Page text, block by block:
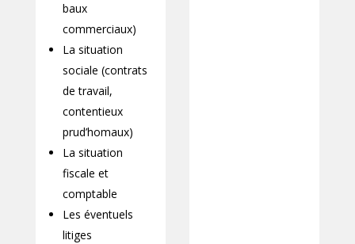
baux
commerciaux)
La situation
sociale (contrats
de travail,
contentieux
prud’homaux)
La situation
fiscale et
comptable
Les éventuels
litiges